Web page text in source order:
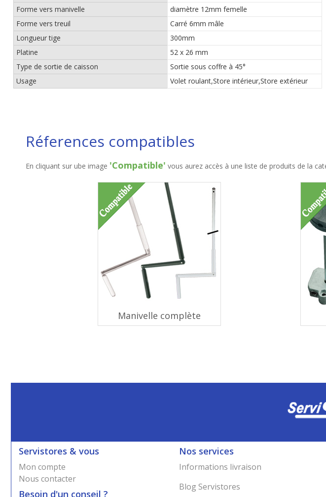
Forme vers manivelle
diamètre 12mm femelle
Forme vers treuil
Carré 6mm mâle
Longueur tige
300mm
Platine
52 x 26 mm
Type de sortie de caisson
Sortie sous coffre à 45°
Usage
Volet roulant,Store intérieur,Store extérieur
Réferences compatibles
En cliquant sur ube image 'Compatible' vous aurez accès à une liste de produits de la
Manivelle complète
Servistores & vous
Mon compte
Nous contacter
Besoin d'un conseil ?
Nos services
Informations livraison
Blog Servistores